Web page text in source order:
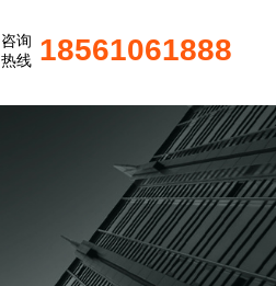
咨询
热线 18561061888